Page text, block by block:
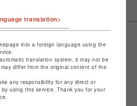
ント
分除く
登録&利用で
ト進呈
translation>
into a foreign language using the
translation system, it may not be
differ from the original content of the
any responsibility for any direct or
using this service. Thank you for your